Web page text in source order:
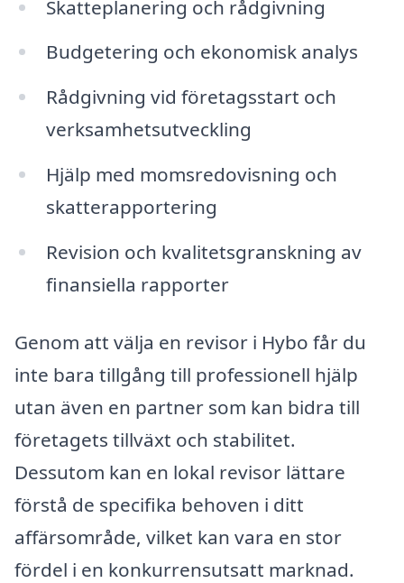
Skatteplanering och rådgivning
Budgetering och ekonomisk analys
Rådgivning vid företagsstart och
verksamhetsutveckling
Hjälp med momsredovisning och
skatterapportering
Revision och kvalitetsgranskning av
finansiella rapporter
Genom att välja en revisor i Hybo får du
inte bara tillgång till professionell hjälp
utan även en partner som kan bidra till
företagets tillväxt och stabilitet.
Dessutom kan en lokal revisor lättare
förstå de specifika behoven i ditt
affärsområde, vilket kan vara en stor
fördel i en konkurrensutsatt marknad.